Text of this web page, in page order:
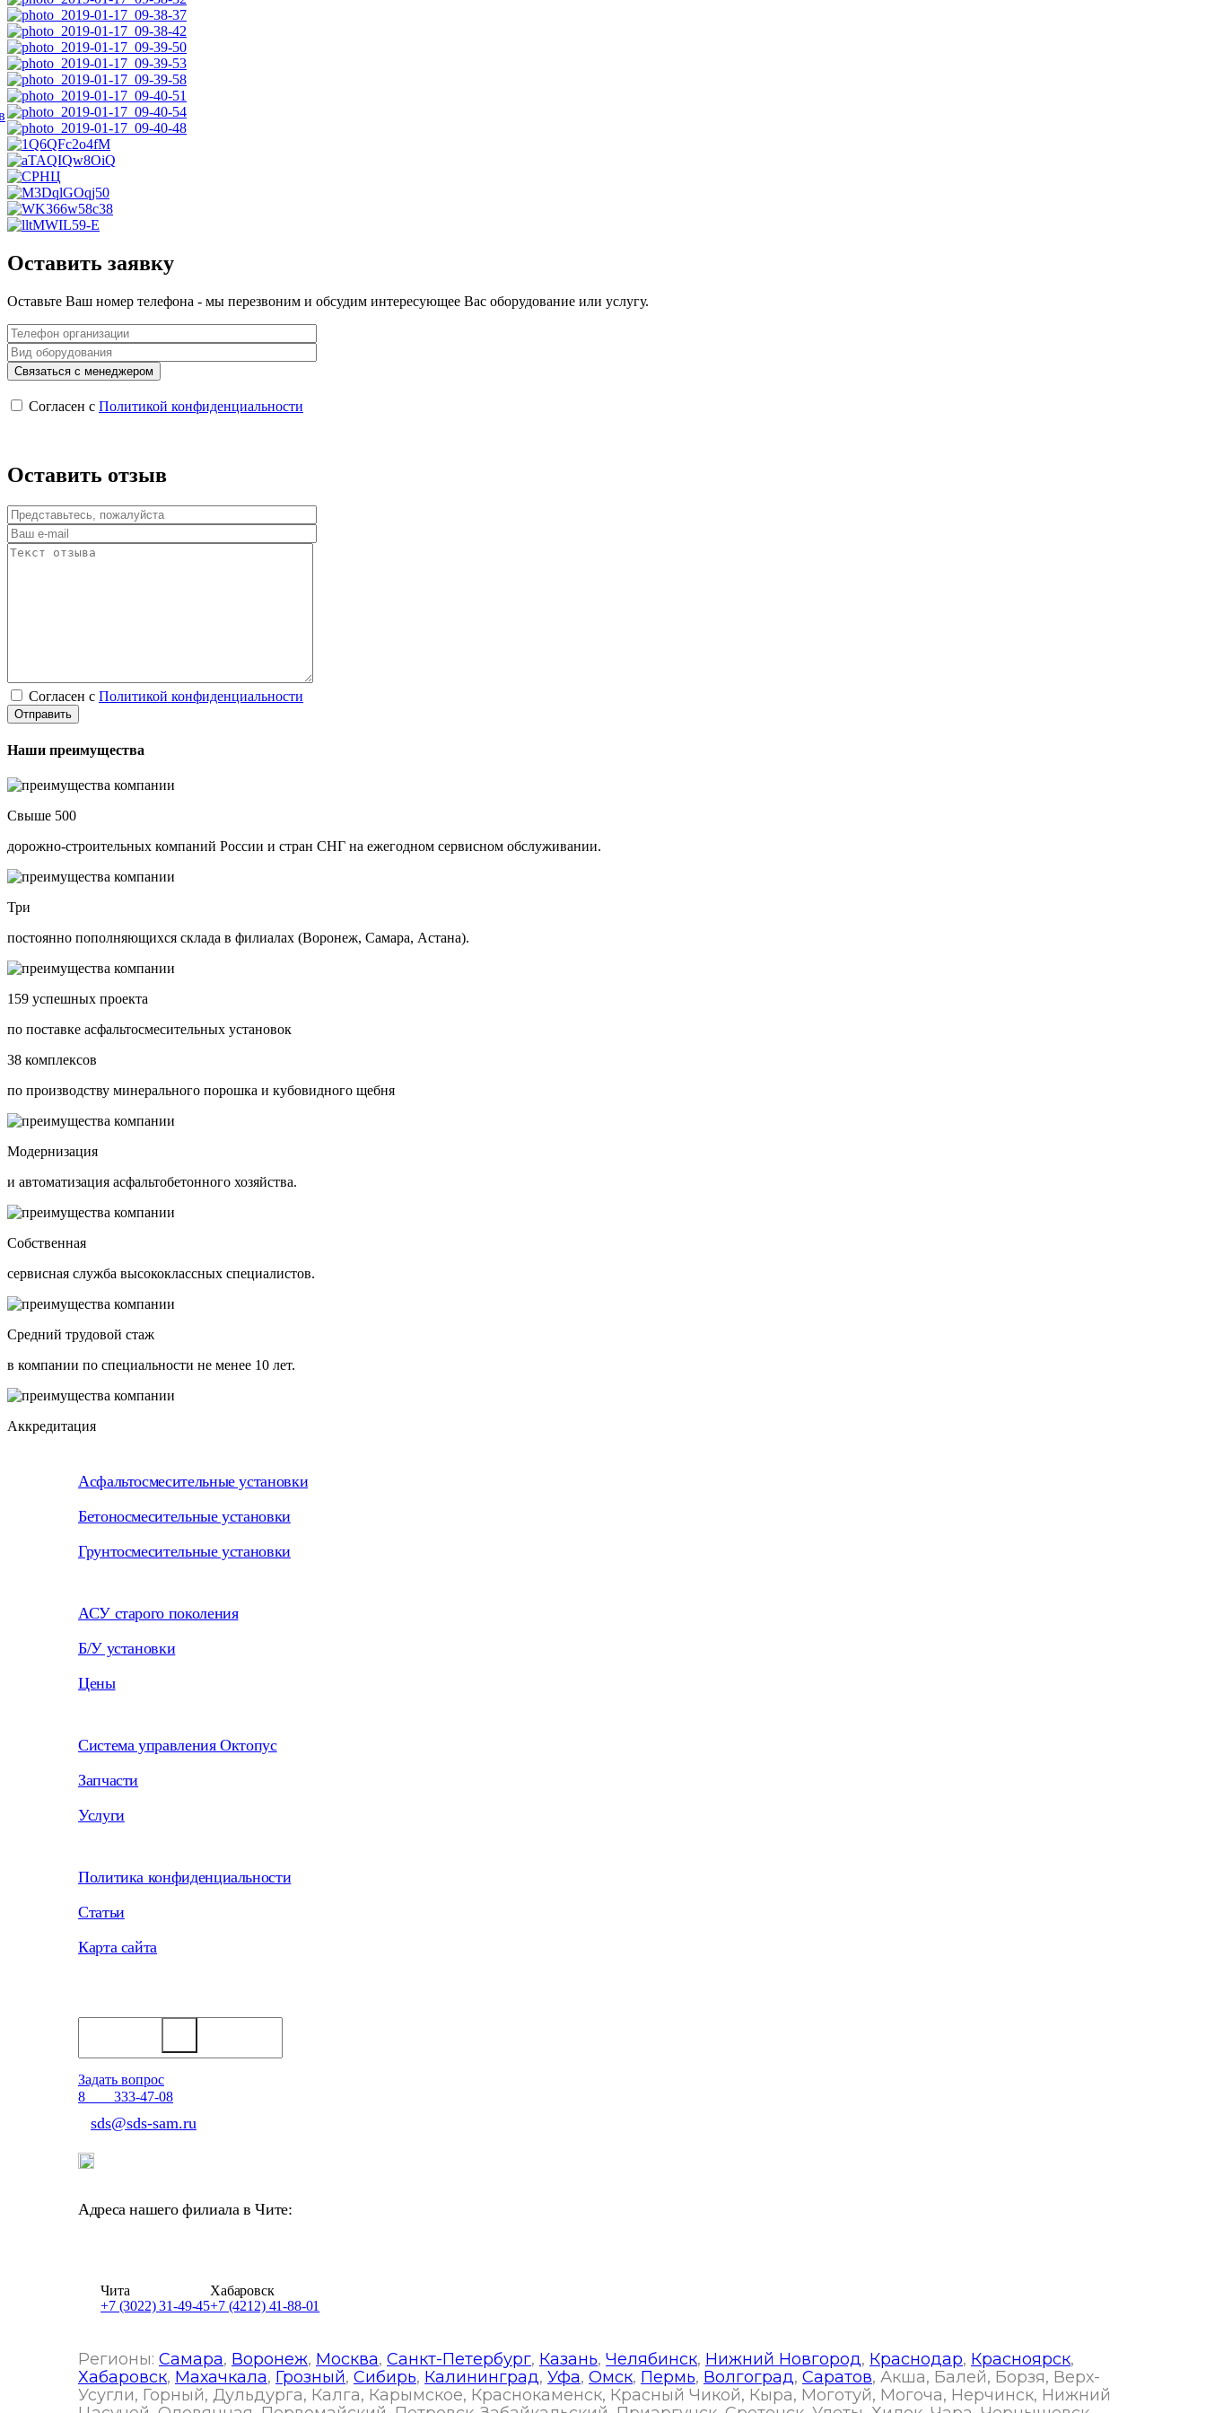
Оставить заявку
Оставьте Ваш номер телефона - мы перезвоним и обсудим интересующее Вас оборудование или услугу.
Согласен с Политикой конфиденциальности
Оставить отзыв
Согласен с Политикой конфиденциальности
Наши преимущества
Свыше 500
дорожно-строительных компаний России и стран СНГ на ежегодном сервисном обслуживании.
Три
постоянно пополняющихся склада в филиалах (Воронеж, Самара, Астана).
159 успешных проекта
по поставке асфальтосмесительных установок
38 комплексов
по производству минерального порошка и кубовидного щебня
Модернизация
и автоматизация асфальтобетонного хозяйства.
Собственная
сервисная служба высококлассных специалистов.
Средний трудовой стаж
в компании по специальности не менее 10 лет.
Аккредитация
Асфальтосмесительные установки
Бетоносмесительные установки
Грунтосмесительные установки
АСУ старого поколения
Б/У установки
Цены
Система управления Октопус
Запчасти
Услуги
Политика конфиденциальности
Статьи
Карта сайта
Задать вопрос
8
333-47-08
sds@sds-sam.ru
Адреса нашего филиала в Чите:
Чита
+7 (3022) 31-49-45
Хабаровск
+7 (4212) 41-88-01
Регионы: Самара, Воронеж, Москва, Санкт-Петербург, Казань, Челябинск, Нижний Новгород, Краснодар, Красноярск,
Хабаровск, Махачкала, Грозный, Сибирь, Калининград, Уфа, Омск, Пермь, Волгоград, Саратов, Акша, Балей, Борзя, Верх-
Усугли, Горный, Дульдурга, Калга, Карымское, Краснокаменск, Красный Чикой, Кыра, Моготуй, Могоча, Нерчинск, Нижний